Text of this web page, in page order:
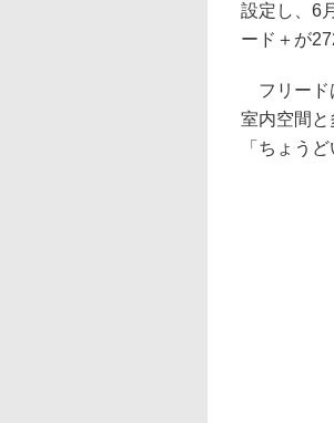
設定し、6
ード＋が
フリード
室内空間
「ちょう